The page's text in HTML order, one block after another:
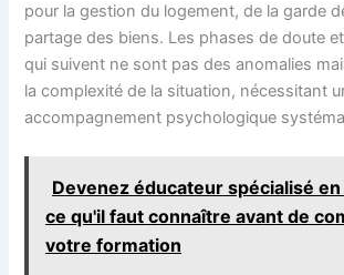
pour la gestion du logement, de la garde
partage des biens. Les phases de doute
qui suivent ne sont pas des anomalies
la complexité de la situation, nécessitant
accompagnement psychologique
Devenez éducateur spécialisé en
ce qu'il faut connaître avant de
votre formation